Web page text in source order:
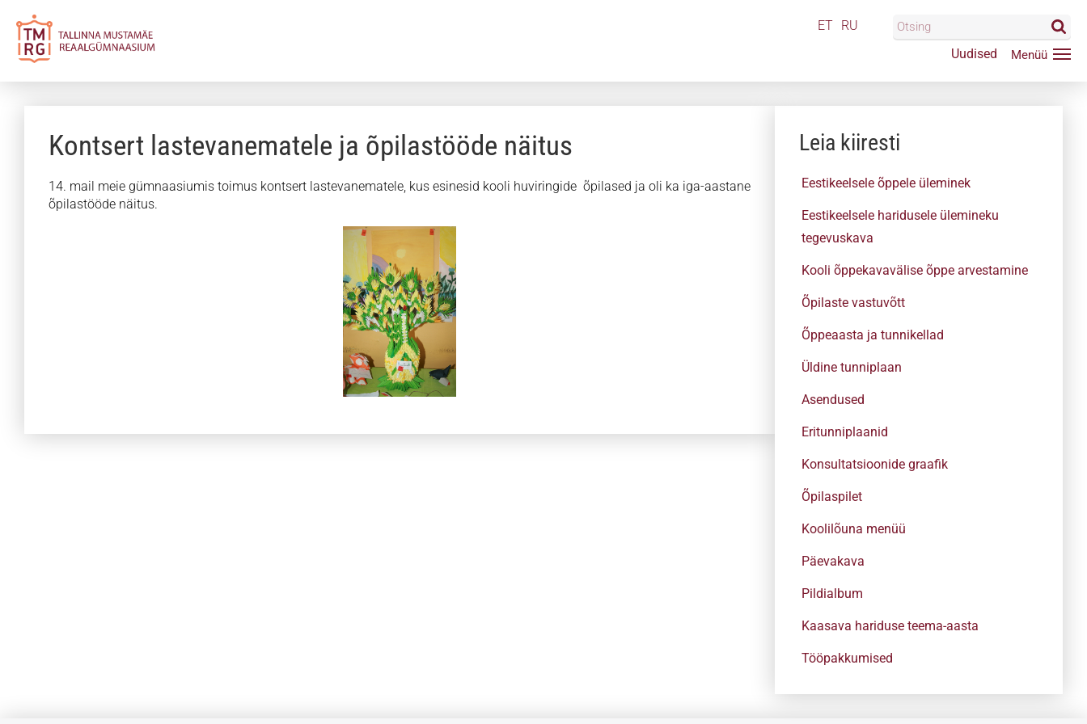
ET RU
Uudised
Kontsert lastevanematele ja õpilastööde näitus
14. mail meie gümnaasiumis toimus kontsert lastevanematele, kus esinesid kooli huviringide õpilased ja oli ka iga-aastane
õpilastööde näitus.
Leia kiiresti
Eestikeelsele õppele üleminek
Eestikeelsele haridusele ülemineku
tegevuskava
Kooli õppekavavälise õppe arvestamine
Õpilaste vastuvõtt
Õppeaasta ja tunnikellad
Üldine tunniplaan
Asendused
Eritunniplaanid
Konsultatsioonide graafik
Õpilaspilet
Koolilõuna menüü
Päevakava
Pildialbum
Kaasava hariduse teema-aasta
Tööpakkumised